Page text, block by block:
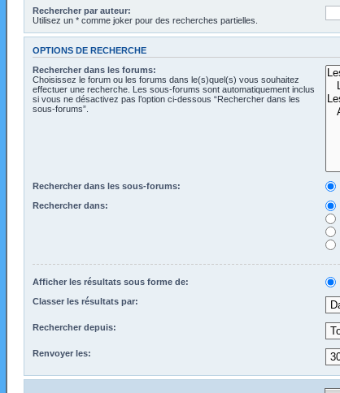
Rechercher par auteur:
Utilisez un * comme joker pour des recherches partielles.
OPTIONS DE RECHERCHE
Rechercher dans les forums:
Choisissez le forum ou les forums dans le(s)quel(s) vous souhaitez
effectuer une recherche. Les sous-forums sont automatiquement inclus
si vous ne désactivez pas l’option ci-dessous “Rechercher dans les
sous-forums”.
Rechercher dans les sous-forums:
Rechercher dans:
Afficher les résultats sous forme de:
Classer les résultats par:
Rechercher depuis:
Renvoyer les: